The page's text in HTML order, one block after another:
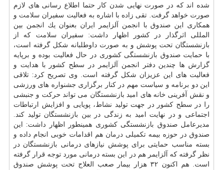
شده اند كه در صورت نهایی شدن كار حتما اطلاع رسانی های لازم
صورت خواهد گرفت. تقی زاده با اشاره به فعالیت سفیران سلامت و
همكاری این صندوق با انجمن آلزایمر ایران بعنوان یك انجمن بین
المللی اثرگذار در كشور اظهار داشت: سفیران سلامت كه از
بازنشستگان تحت پوشش و به صورت داوطلبانه شكل گرفته است،
با حمایت صندوق بازنشستگی كشوری در حال فعالیت بوده و برپایه
گزارش ها چندین دفتر انجمن آلزایمر در سطح كشور با هدایت و
فعالیت های این عزیزان شكل گرفته است. وی تصریح كرد: تلاقی
این دو برنامه و سیاست مهم در كنار برگزاری جشنواره های ورزشی
و نقش آفرینی خانه های امید بازنشستگان می تواند حركت و جنبشی
را در سطح كشور در جهت تولید نشاط، پویایی و افزایش ارتباطات
اجتماعی و در نهایت امید به زندگی در بین بازنشستگان تولید كند.
مدیرعامل صندوق بازنشستگی كشوری همینطور اظهار داشت: این
صندوق در حوزه بیمه تكمیلی درمان هم اقدامات خوبی انجام داده و
بسته مناسب حمایتی برای پوشش نیازهای درمانی بازنشستگان در
نظر گرفته كه آلزایمر هم در این بسته درمانی مورد توجه قرار گرفته
است. هم اكنون ۳۲ هزار بیمار صعب العلاج تحت پوشش صندوق